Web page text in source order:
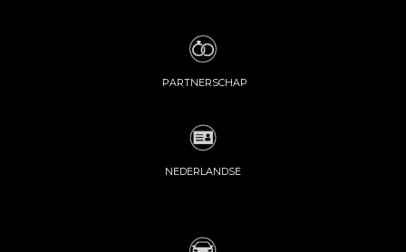
PARTNERSCHAP
NEDERLANDSE